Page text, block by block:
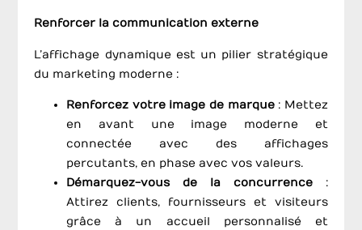
Renforcer la communication externe
L’affichage dynamique est un pilier stratégique
du marketing moderne :
Renforcez votre image de marque: Mettez
en avant une image moderne et
connectée avec des affichages
percutants, en phase avec vos valeurs.
Démarquez-vous de la concurrence:
Attirez clients, fournisseurs et visiteurs
grâce à un accueil personnalisé et